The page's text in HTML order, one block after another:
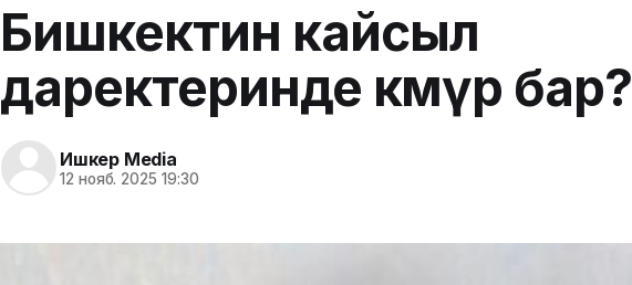
Бишкектин кайсыл
даректеринде көмүр бар?
Ишкер Media
12 нояб. 2025 19:30